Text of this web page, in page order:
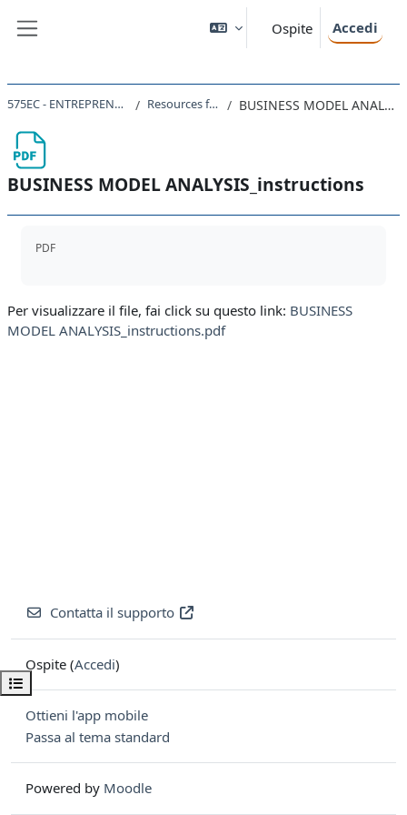
Ospite Accedi
Apri indice del corso
575EC - ENTREPRENEURSHIP 2022 Resources for groups BUSINESS MODEL ANALYSIS_instructions
BUSINESS MODEL ANALYSIS_instructions
PDF
Per visualizzare il file, fai click su questo link: BUSINESS
MODEL ANALYSIS_instructions.pdf
Contatta il supporto
Ospite (Accedi)
Ottieni l'app mobile
Passa al tema standard
Powered by Moodle